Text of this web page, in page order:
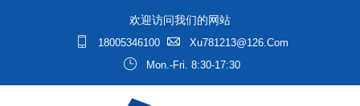
欢迎访问我们的网站
18005346100
Xu781213@126.com
Mon.-Fri. 8:30-17:30